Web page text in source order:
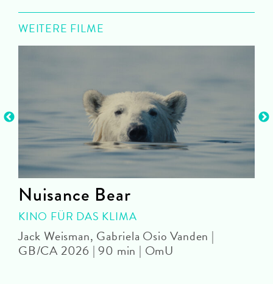
WEITERE FILME
Nuisance Bear
KINO FÜR DAS KLIMA
Jack Weisman, Gabriela Osio Vanden |
GB/CA 2026 | 90 min | OmU